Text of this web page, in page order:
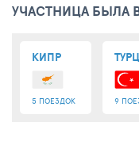
УЧАСТНИЦА БЫЛА
КИПР
5 ПОЕЗДОК 9